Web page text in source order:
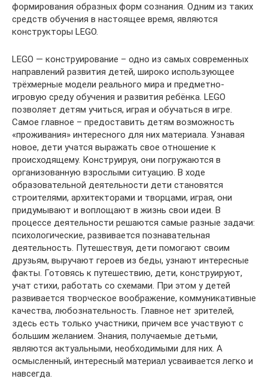
формирования образных форм сознания. Одним из таких
средств обучения в настоящее время, являются
конструкторы LEGO.
LEGO — конструирование – одно из самых современных
направлений развития детей, широко использующее
трёхмерные модели реального мира и предметно-
игровую среду обучения и развития ребёнка. LEGO
позволяет детям учиться, играя и обучаться в игре.
Самое главное – предоставить детям возможность
«проживания» интересного для них материала. Узнавая
новое, дети учатся выражать свое отношение к
происходящему. Конструируя, они погружаются в
организованную взрослыми ситуацию. В ходе
образовательной деятельности дети становятся
строителями, архитекторами и творцами, играя, они
придумывают и воплощают в жизнь свои идеи. В
процессе деятельности решаются самые разные задачи:
психологические, развивается познавательная
деятельность. Путешествуя, дети помогают своим
друзьям, выручают героев из беды, узнают интересные
факты. Готовясь к путешествию, дети, конструируют,
учат стихи, работать со схемами. При этом у детей
развивается творческое воображение, коммуникативные
качества, любознательность. Главное нет зрителей,
здесь есть только участники, причем все участвуют с
большим желанием. Знания, получаемые детьми,
являются актуальными, необходимыми для них. А
осмысленный, интересный материал усваивается легко и
навсегда.